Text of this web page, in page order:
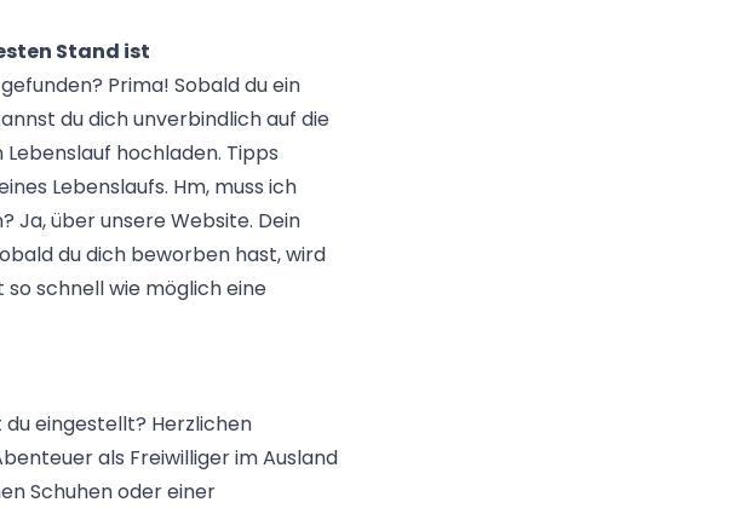
Stand ist
Prima! Sobald du ein
du dich unverbindlich auf die
hochladen. Tipps
Lebenslaufs. Hm, muss ich
Ja, über unsere Website. Dein
du dich beworben hast, wird
schnell wie möglich eine
eingestellt? Herzlichen
als Freiwilliger im Ausland
Schuhen oder einer